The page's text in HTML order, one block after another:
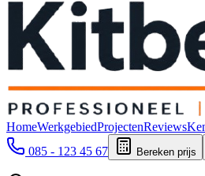
HomeWerkgebiedProjectenReviews
085 - 123 45 67
Bereken prijs